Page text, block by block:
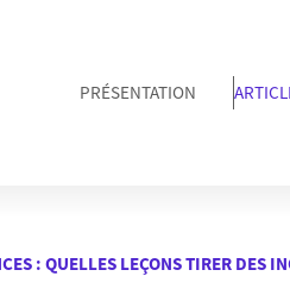
PRÉSENTATION
: QUELLES LEÇONS TIRER DES